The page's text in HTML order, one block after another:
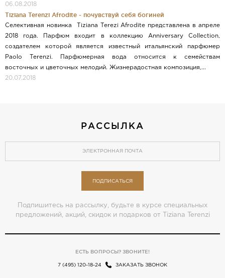
06.08.2018
Tiziana Terenzi Afrodite - почувствуй себя богиней
Селективная новинка Tiziana Terezi Afrodite представлена в апреле
2018 года. Парфюм входит в коллекцию Anniversary Collection,
создателем которой является известный итальянский парфюмер
Paolo Terenzi. Парфюмерная вода относится к семействам
восточных и цветочных мелодий. Жизнерадостная композиция,...
20.07.2018
РАССЫЛКА
ПОДПИСАТЬСЯ
Подпишитесь на рассылку, будьте в курсе специальных
предложений, акций, скидок и подарков от Tiziana Terenzi
ЕСТЬ ВОПРОСЫ? ЗВОНИТЕ!
7 (495) 120-18-24 ЗАКАЗАТЬ ЗВОНОК